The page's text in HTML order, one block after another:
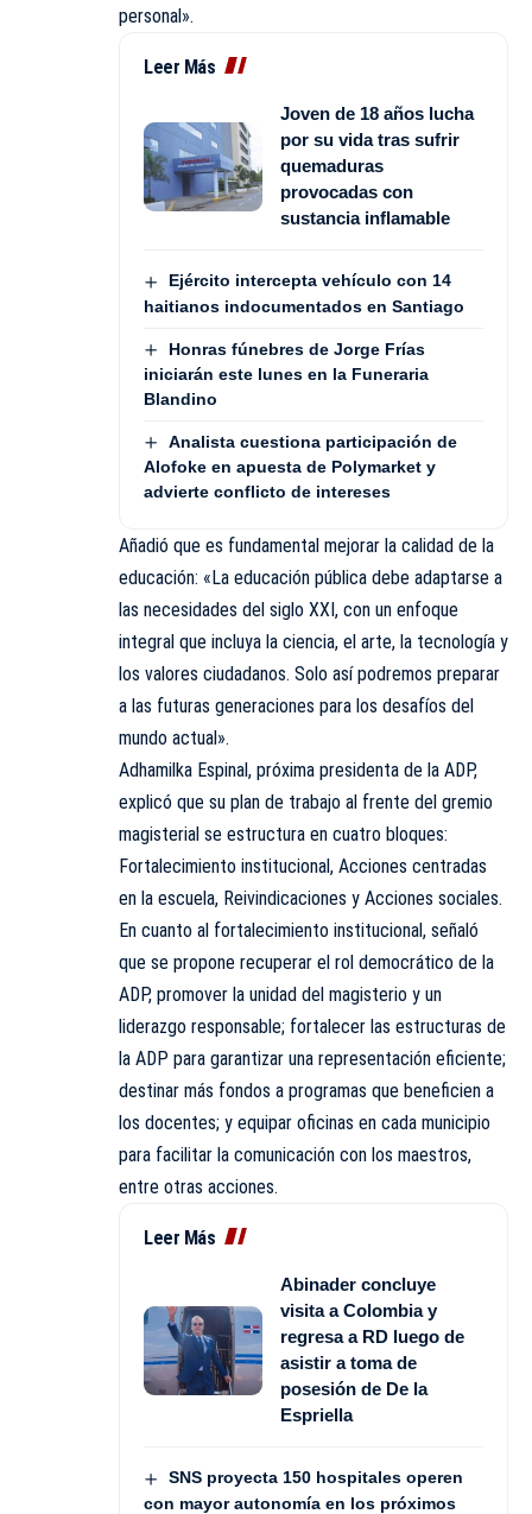
personal».
Leer Más
Joven de 18 años lucha
por su vida tras sufrir
quemaduras
provocadas con
sustancia inflamable
Ejército intercepta vehículo con 14
haitianos indocumentados en Santiago
Honras fúnebres de Jorge Frías
iniciarán este lunes en la Funeraria
Blandino
Analista cuestiona participación de
Alofoke en apuesta de Polymarket y
advierte conflicto de intereses
Añadió que es fundamental mejorar la calidad de la
educación: «La educación pública debe adaptarse a
las necesidades del siglo XXI, con un enfoque
integral que incluya la ciencia, el arte, la tecnología y
los valores ciudadanos. Solo así podremos preparar
a las futuras generaciones para los desafíos del
mundo actual».
Adhamilka Espinal, próxima presidenta de la ADP,
explicó que su plan de trabajo al frente del gremio
magisterial se estructura en cuatro bloques:
Fortalecimiento institucional, Acciones centradas
en la escuela, Reivindicaciones y Acciones sociales.
En cuanto al fortalecimiento institucional, señaló
que se propone recuperar el rol democrático de la
ADP, promover la unidad del magisterio y un
liderazgo responsable; fortalecer las estructuras de
la ADP para garantizar una representación eficiente;
destinar más fondos a programas que beneficien a
los docentes; y equipar oficinas en cada municipio
para facilitar la comunicación con los maestros,
entre otras acciones.
Leer Más
Abinader concluye
visita a Colombia y
regresa a RD luego de
asistir a toma de
posesión de De la
Espriella
SNS proyecta 150 hospitales operen
con mayor autonomía en los próximos